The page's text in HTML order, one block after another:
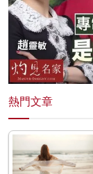
熱門文章